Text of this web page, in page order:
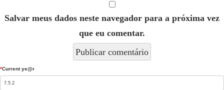
Salvar meus dados neste navegador para a próxima vez
que eu comentar.
Current ye@r
*